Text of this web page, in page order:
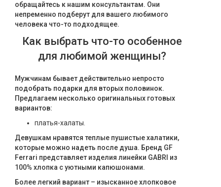
обращайтесь к нашим консультантам. Они
непременно подберут для вашего любимого
человека что-то подходящее.
Как выбрать что-то особенное
для любимой женщины?
Мужчинам бывает действительно непросто
подобрать подарки для вторых половинок.
Предлагаем несколько оригинальных готовых
вариантов:
платья-халаты.
Девушкам нравятся теплые пушистые халатики,
которые можно надеть после душа. Бренд GF
Ferrari представляет изделия линейки GABRI из
100% хлопка с уютными капюшонами.
Более легкий вариант – изысканное хлопковое